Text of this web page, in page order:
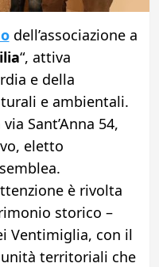
dell’associazione a
“, attiva
e della
e ambientali.
Sant’Anna 54,
eletto
è rivolta
storico –
Ventimiglia, con il
territoriali che